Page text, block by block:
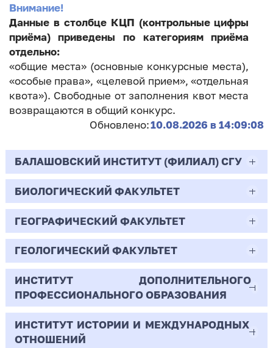
Внимание!
Данные в столбце КЦП (контрольные цифры
приёма) приведены по категориям приёма
отдельно:
«общие места» (основные конкурсные места),
«особые права», «целевой прием», «отдельная
квота»). Свободные от заполнения квот места
возвращаются в общий конкурс.
Обновлено:10.08.2026 в 14:09:08
БАЛАШОВСКИЙ ИНСТИТУТ (ФИЛИАЛ) СГУ
44.03.02
Психолого-педагогическое образование
Очная | Бакалавр
Всего бюджетных мест - 10
Бюджет/
Общие места
Профиль: Практическая
психология образования
БИОЛОГИЧЕСКИЙ ФАКУЛЬТЕТ
06.03.01
Биология
Очная | Бакалавр
Всего бюджетных мест - 50
Бюджет/Общие места
ГЕОГРАФИЧЕСКИЙ ФАКУЛЬТЕТ
05.03.02
География
Очная | Бакалавр
Всего бюджетных мест - 15
ГЕОЛОГИЧЕСКИЙ ФАКУЛЬТЕТ
05.03.01
Геология
Очная | Бакалавр
ИНСТИТУТ ДОПОЛНИТЕЛЬНОГО
ПРОФЕССИОНАЛЬНОГО ОБРАЗОВАНИЯ
38.03.02
ИНСТИТУТ ИСТОРИИ И МЕЖДУНАРОДНЫХ
ОТНОШЕНИЙ